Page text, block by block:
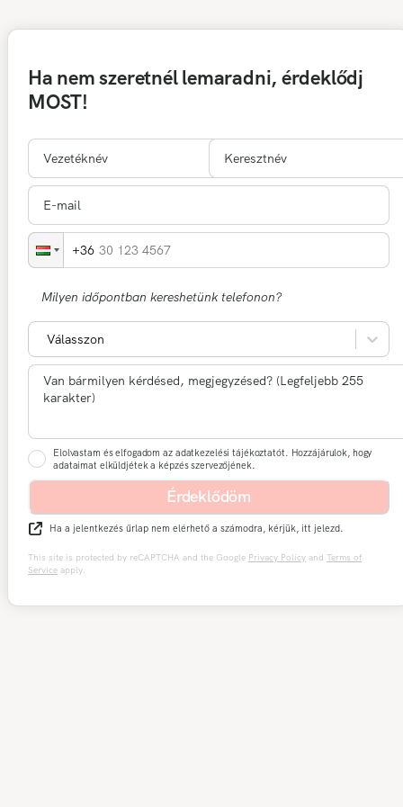
Ha nem szeretnél lemaradni, érdeklődj
MOST!
30 123 4567
Milyen időpontban kereshetünk telefonon?
Válasszon
Elolvastam és elfogadom az adatkezelési tájékoztatót. Hozzájárulok, hogy
adataimat elküldjétek a képzés szervezőjének.
Érdeklődöm
Ha a jelentkezés űrlap nem elérhető a számodra, kérjük, itt jelezd.
This site is protected by reCAPTCHA and the Google Privacy Policy and Terms of
Service apply.